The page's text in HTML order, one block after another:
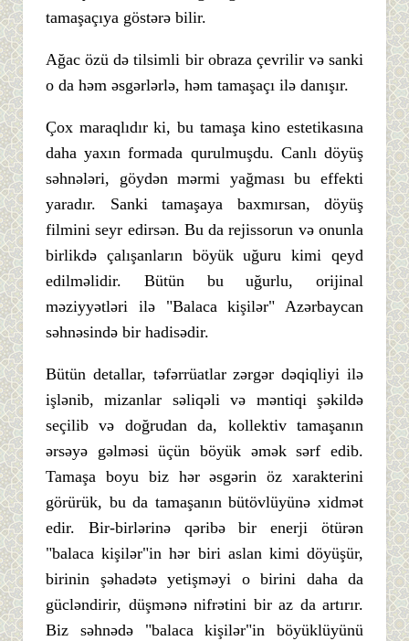
tamaşaçıya göstərə bilir.
Ağac özü də tilsimli bir obraza çevrilir və sanki
o da həm əsgərlərlə, həm tamaşaçı ilə danışır.
Çox maraqlıdır ki, bu tamaşa kino estetikasına
daha yaxın formada qurulmuşdu. Canlı döyüş
səhnələri, göydən mərmi yağması bu effekti
yaradır. Sanki tamaşaya baxmırsan, döyüş
filmini seyr edirsən. Bu da rejissorun və onunla
birlikdə çalışanların böyük uğuru kimi qeyd
edilməlidir. Bütün bu uğurlu, orijinal
məziyyətləri ilə "Balaca kişilər" Azərbaycan
səhnəsində bir hadisədir.
Bütün detallar, təfərrüatlar zərgər dəqiqliyi ilə
işlənib, mizanlar səliqəli və məntiqi şəkildə
seçilib və doğrudan da, kollektiv tamaşanın
ərsəyə gəlməsi üçün böyük əmək sərf edib.
Tamaşa boyu biz hər əsgərin öz xarakterini
görürük, bu da tamaşanın bütövlüyünə xidmət
edir. Bir-birlərinə qəribə bir enerji ötürən
"balaca kişilər"in hər biri aslan kimi döyüşür,
birinin şəhadətə yetişməyi o birini daha da
gücləndirir, düşmənə nifrətini bir az da artırır.
Biz səhnədə "balaca kişilər"in böyüklüyünü